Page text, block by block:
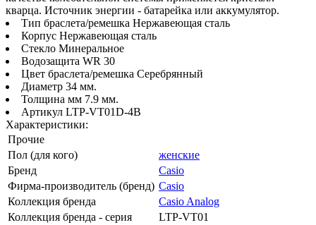
кварца. Источник энергии - батарейка или аккумулятор.
Тип браслета/ремешка Нержавеющая сталь
Корпус Нержавеющая сталь
Стекло Минеральное
Водозащита WR 30
Цвет браслета/ремешка Серебрянный
Диаметр 34 мм.
Толщина мм 7.9 мм.
Артикул LTP-VT01D-4B
Характеристики:
Прочие
Пол (для кого)
женские
Бренд
Casio
Фирма-производитель (бренд) Casio
Коллекция бренда
Casio Analog
Коллекция бренда - серия
LTP-VT01